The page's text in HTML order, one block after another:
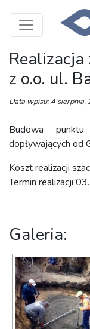
z o.o. ul.
Data wpisu: 4 sierpnia,
Budowa punktu
dopływających od
Koszt realizacji
Termin realizacji
Galeria: